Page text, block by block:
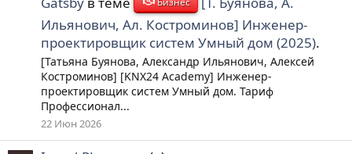
Ильянович, Ал. Костроминов] Инженер-
проектировщик систем Умный дом (2025).
[Татьяна Буянова, Александр Ильянович, Алексей
Костроминов] [KNX24 Academy] Инженер-
проектировщик систем Умный дом. Тариф
Профессионал...
22 Июн 2026